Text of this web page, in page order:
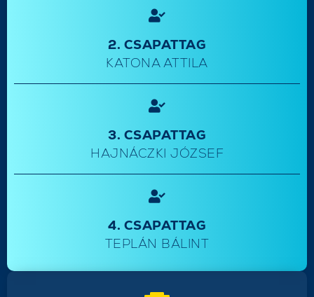
2. CSAPATTAG
KATONA ATTILA
3. CSAPATTAG
HAJNÁCZKI JÓZSEF
4. CSAPATTAG
TEPLÁN BÁLINT